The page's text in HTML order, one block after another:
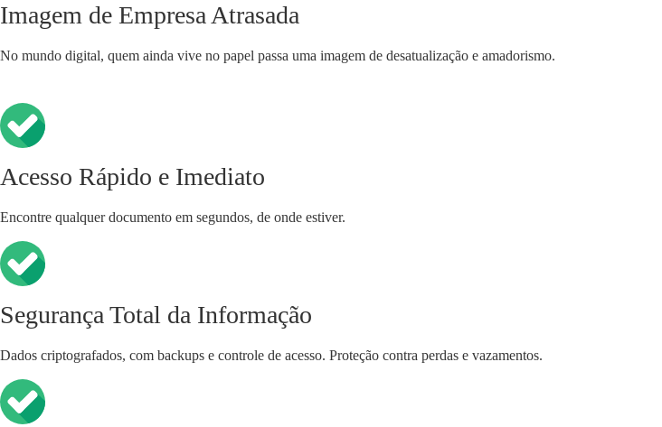
Imagem de Empresa Atrasada
No mundo digital, quem ainda vive no papel passa uma imagem de desatualização e amadorismo.
Acesso Rápido e Imediato
Encontre qualquer documento em segundos, de onde estiver.
Segurança Total da Informação
Dados criptografados, com backups e controle de acesso. Proteção contra perdas e vazamentos.